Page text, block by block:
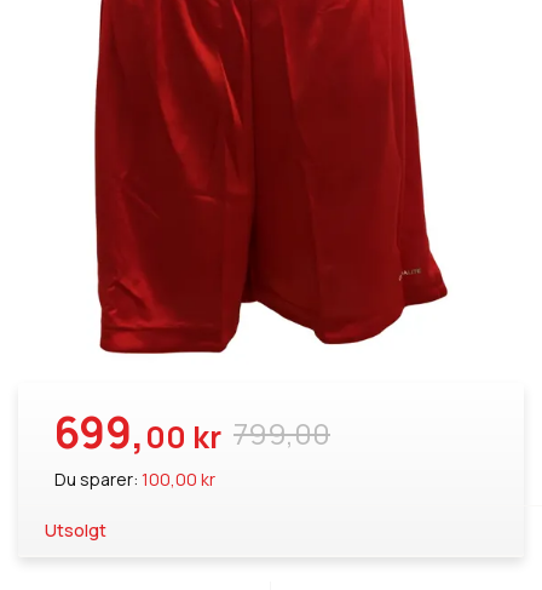
799,00
699,00 kr
Du sparer: 100,00 kr
Utsolgt